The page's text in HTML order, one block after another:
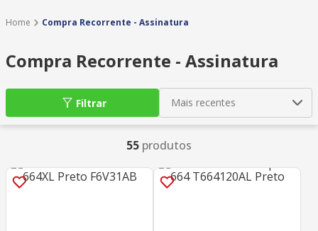
Compra Recorrente - Assinatura
Compra Recorrente - Assinatura
Mais recentes
Filtrar
55 produtos